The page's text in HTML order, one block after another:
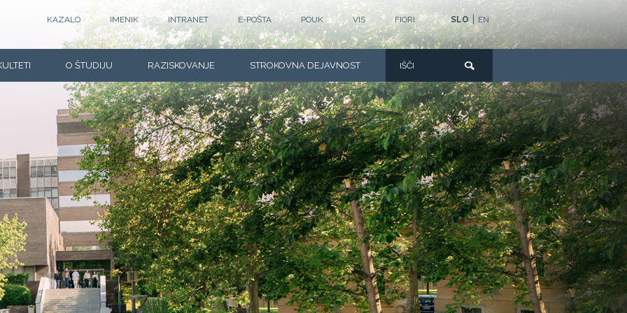
SLO EN
KAZALO IMENIK INTRANET E-POŠTA POUK VIS FIORI
O ŠTUDIJU RAZISKOVANJE STROKOVNA DEJAVNOST